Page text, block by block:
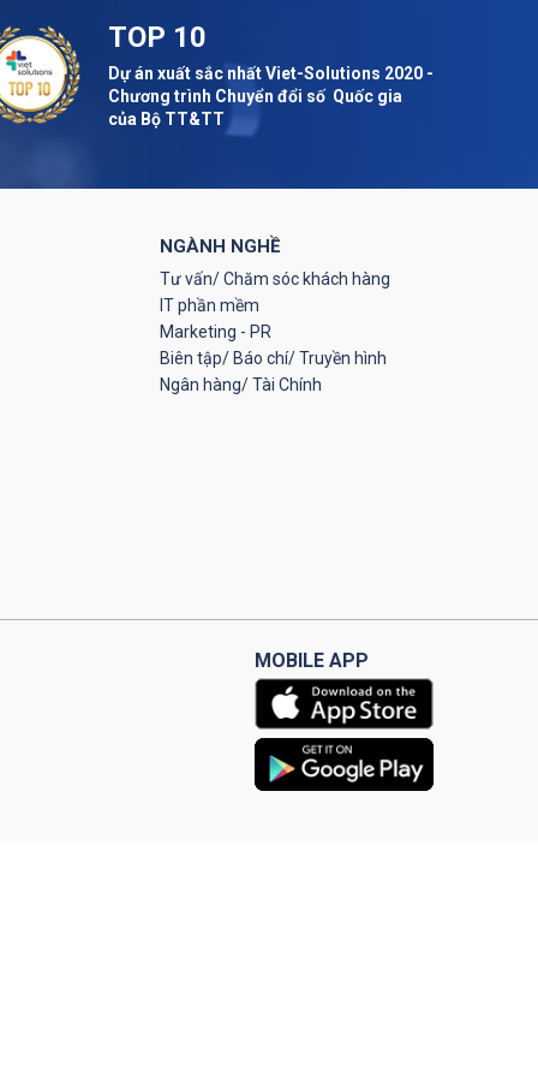
TOP 10
Dự án xuất sắc nhất Viet-Solutions 2020 -
Chương trình Chuyển đổi số Quốc gia
của Bộ TT&TT
NGÀNH NGHỀ
Tư vấn/ Chăm sóc khách hàng
IT phần mềm
Marketing - PR
Biên tập/ Báo chí/ Truyền hình
Ngân hàng/ Tài Chính
MOBILE APP